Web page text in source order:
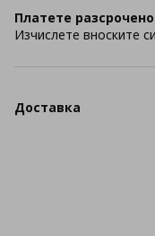
Платете
Изчислете вноските си
Доставка